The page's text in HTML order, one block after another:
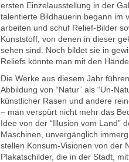
ersten Einzelausstellung in der
talentierte Bildhauerin begann im
arbeiten und schuf Relief-Bilder
Kunststoff, von denen in dieser
sehen sind. Noch bildet sie in
Reliefs könnte man mit den
Die Werke aus diesem Jahr
Abbildung von “Natur” als “Un-
künstlicher Rasen und andere
– man verspürt nicht mehr das
Idee von der “Illusion vom Land”
Maschinen, unvergänglich
stellen Konsum-Visionen von der
Plakatschilder, die in der Stadt,